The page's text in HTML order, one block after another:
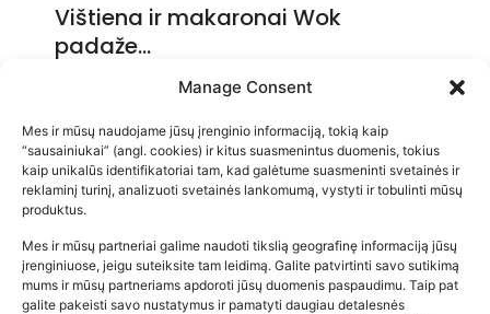
Manage Consent
Mes ir mūsų naudojame jūsų įrenginio informaciją, tokią kaip
“sausainiukai” (angl. cookies) ir kitus suasmenintus duomenis, tokius
kaip unikalūs identifikatoriai tam, kad galėtume suasmeninti svetainės ir
reklaminį turinį, analizuoti svetainės lankomumą, vystyti ir tobulinti mūsų
produktus.
Mes ir mūsų partneriai galime naudoti tikslią geografinę informaciją jūsų
įrenginiuose, jeigu suteiksite tam leidimą. Galite patvirtinti savo sutikimą
mums ir mūsų partneriams apdoroti jūsų duomenis paspaudimu. Taip pat
galite pakeisti savo nustatymus ir pamatyti daugiau detalesnės
Vištiena ir makaronai Wok
padaže…